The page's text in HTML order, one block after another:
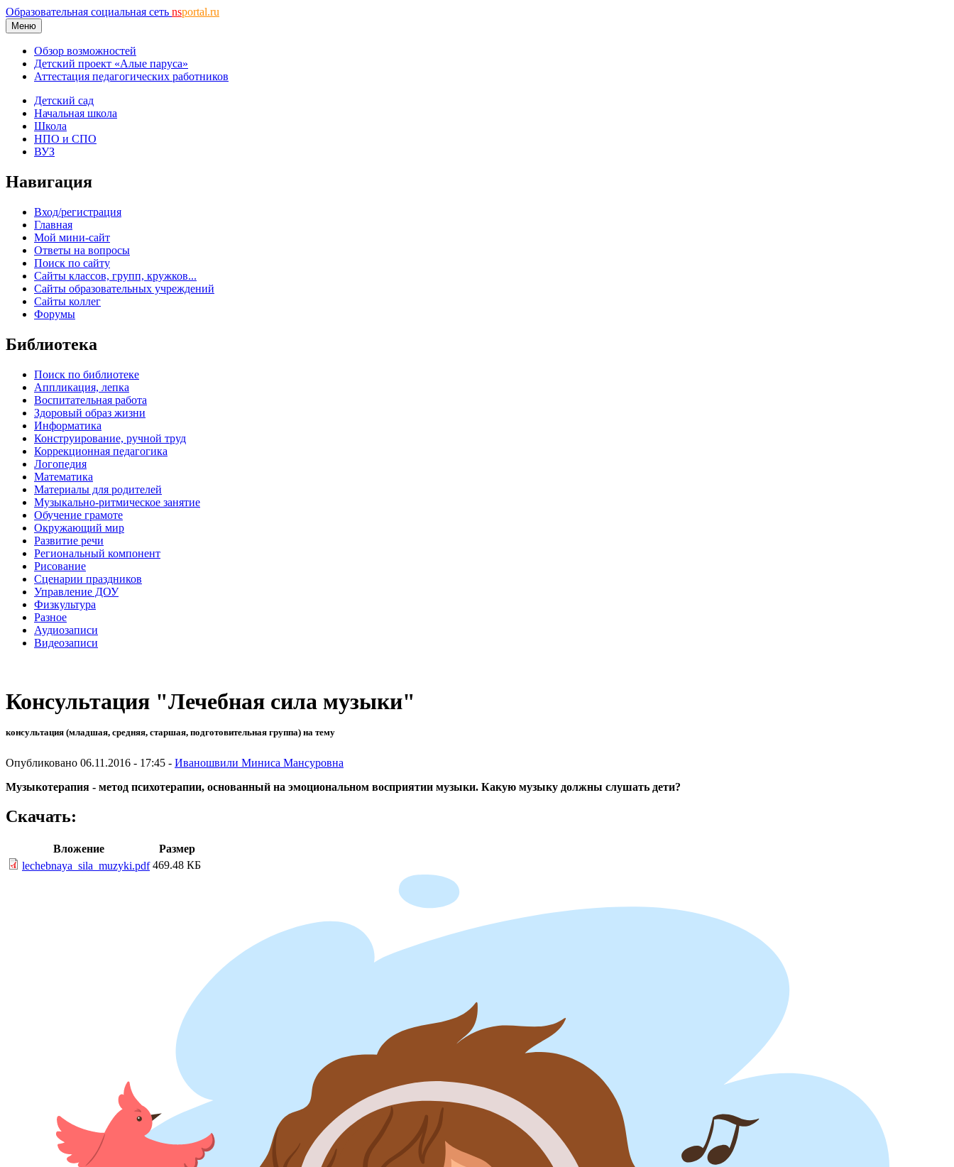
Образовательная социальная сеть nsportal.ru
Меню
Обзор возможностей
Детский проект «Алые паруса»
Аттестация педагогических работников
Детский сад
Начальная школа
Школа
НПО и СПО
ВУЗ
Навигация
Вход/регистрация
Главная
Мой мини-сайт
Ответы на вопросы
Поиск по сайту
Сайты классов, групп, кружков...
Сайты образовательных учреждений
Сайты коллег
Форумы
Библиотека
Поиск по библиотеке
Аппликация, лепка
Воспитательная работа
Здоровый образ жизни
Информатика
Конструирование, ручной труд
Коррекционная педагогика
Логопедия
Математика
Материалы для родителей
Музыкально-ритмическое занятие
Обучение грамоте
Окружающий мир
Развитие речи
Региональный компонент
Рисование
Сценарии праздников
Управление ДОУ
Физкультура
Разное
Аудиозаписи
Видеозаписи
Консультация "Лечебная сила музыки"
консультация (младшая, средняя, старшая, подготовительная группа) на тему
Опубликовано 06.11.2016 - 17:45 - Иваношвили Миниса Мансуровна
Музыкотерапия - метод психотерапии, основанный на эмоциональном восприятии музыки. Какую музыку должны слушать дети?
Скачать:
Вложение
Размер
lechebnaya_sila_muzyki.pdf 469.48 КБ